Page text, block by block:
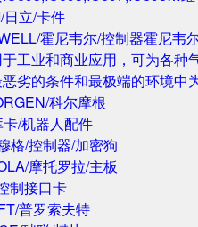
日立/卡件
霍尼韦尔/控制器霍尼韦
工业和商业应用，可为各
劣的条件和最极端的环境中
科尔摩根
/机器人配件
格/控制器/加密狗
摩托罗拉/主板
制接口卡
普罗索夫特